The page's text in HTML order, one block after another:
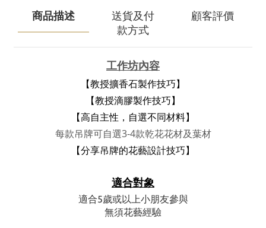
商品描述
送貨及付
款方式
顧客評價
工作坊內容
【教授擴香石製作技巧】
【教授滴膠製作技巧】
【高自主性，自選不同材料】
每款吊牌可自選3-4款乾花花材及葉材
【分享吊牌的花藝設計技巧】
適合對象
適合5歲或以上小朋友參與
無須花藝經驗